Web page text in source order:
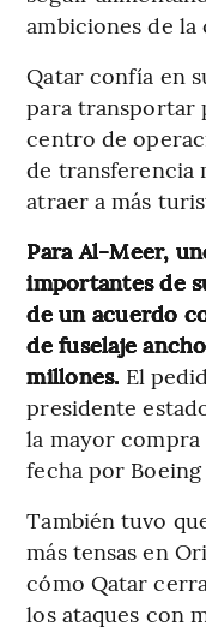
ambiciones de la
Qatar confía en
para transportar
centro de
de transferencia
atraer a más
Para Al-Meer,
importantes de
de un acuerdo
de fuselaje
millones. El
presidente
la mayor compra
fecha por
También tuvo
más tensas en
cómo Qatar
los ataques con